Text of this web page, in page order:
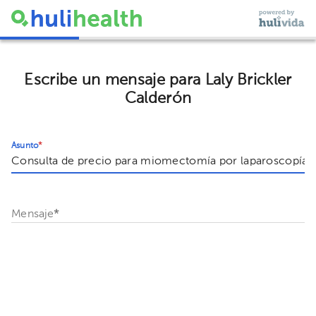
Escribe un mensaje para Laly Brickler
Calderón
Asunto*
Mensaje*